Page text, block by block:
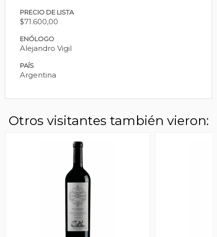
PRECIO DE LISTA
$71.600,00
ENÓLOGO
Alejandro Vigil
PAÍS
Argentina
Otros visitantes también vieron: